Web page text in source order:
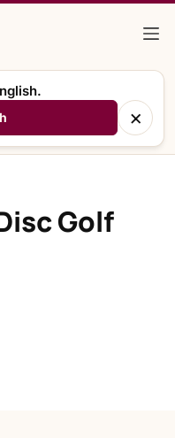
×
Golf